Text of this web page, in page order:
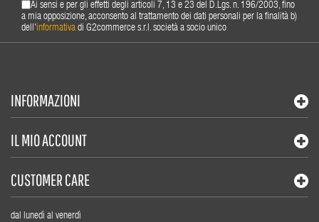
Ai sensi e per gli effetti degli articoli 7, 13 e 23 del D.Lgs. n. 196/2003, fino
a mia opposizione, acconsento al trattamento dei dati personali per la finalità b)
dell'informativa di G2commerce s.r.l. società a socio unico
INFORMAZIONI
IL MIO ACCOUNT
CUSTOMER CARE
dal lunedì al venerdì